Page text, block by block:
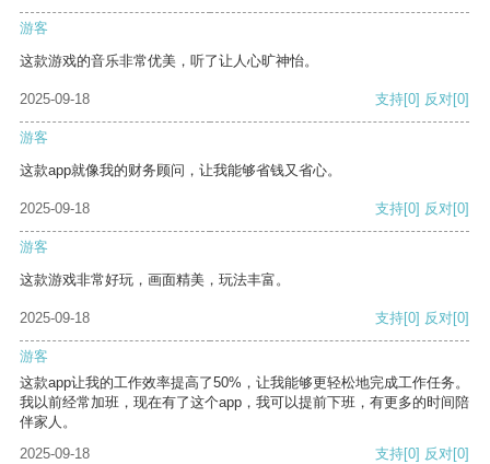
游客
这款游戏的音乐非常优美，听了让人心旷神怡。
2025-09-18 支持[0] 反对[0]
游客
这款app就像我的财务顾问，让我能够省钱又省心。
2025-09-18 支持[0] 反对[0]
游客
这款游戏非常好玩，画面精美，玩法丰富。
2025-09-18 支持[0] 反对[0]
游客
这款app让我的工作效率提高了50%，让我能够更轻松地完成工作任务。
我以前经常加班，现在有了这个app，我可以提前下班，有更多的时间陪
伴家人。
2025-09-18
支持[0] 反对[0]